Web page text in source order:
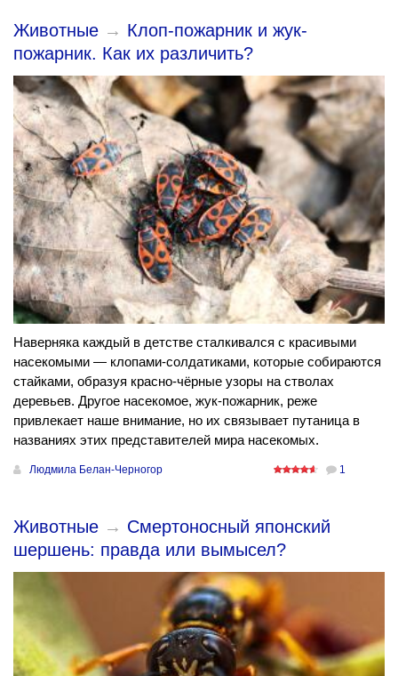
Животные → Клоп-пожарник и жук-
пожарник. Как их различить?
Наверняка каждый в детстве сталкивался с красивыми
насекомыми — клопами-солдатиками, которые собираются
стайками, образуя красно-чёрные узоры на стволах
деревьев. Другое насекомое, жук-пожарник, реже
привлекает наше внимание, но их связывает путаница в
названиях этих представителей мира насекомых.
Людмила Белан-Черногор 1
Животные → Смертоносный японский
шершень: правда или вымысел?